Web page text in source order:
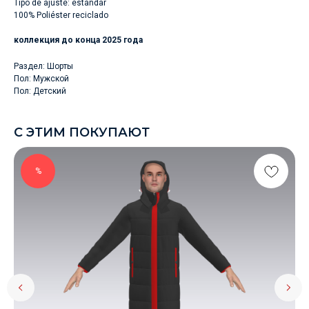
Tipo de ajuste: estándar
100% Poliéster reciclado
коллекция до конца 2025 года
Раздел: Шорты
Пол: Мужской
Пол: Детский
С ЭТИМ ПОКУПАЮТ
%